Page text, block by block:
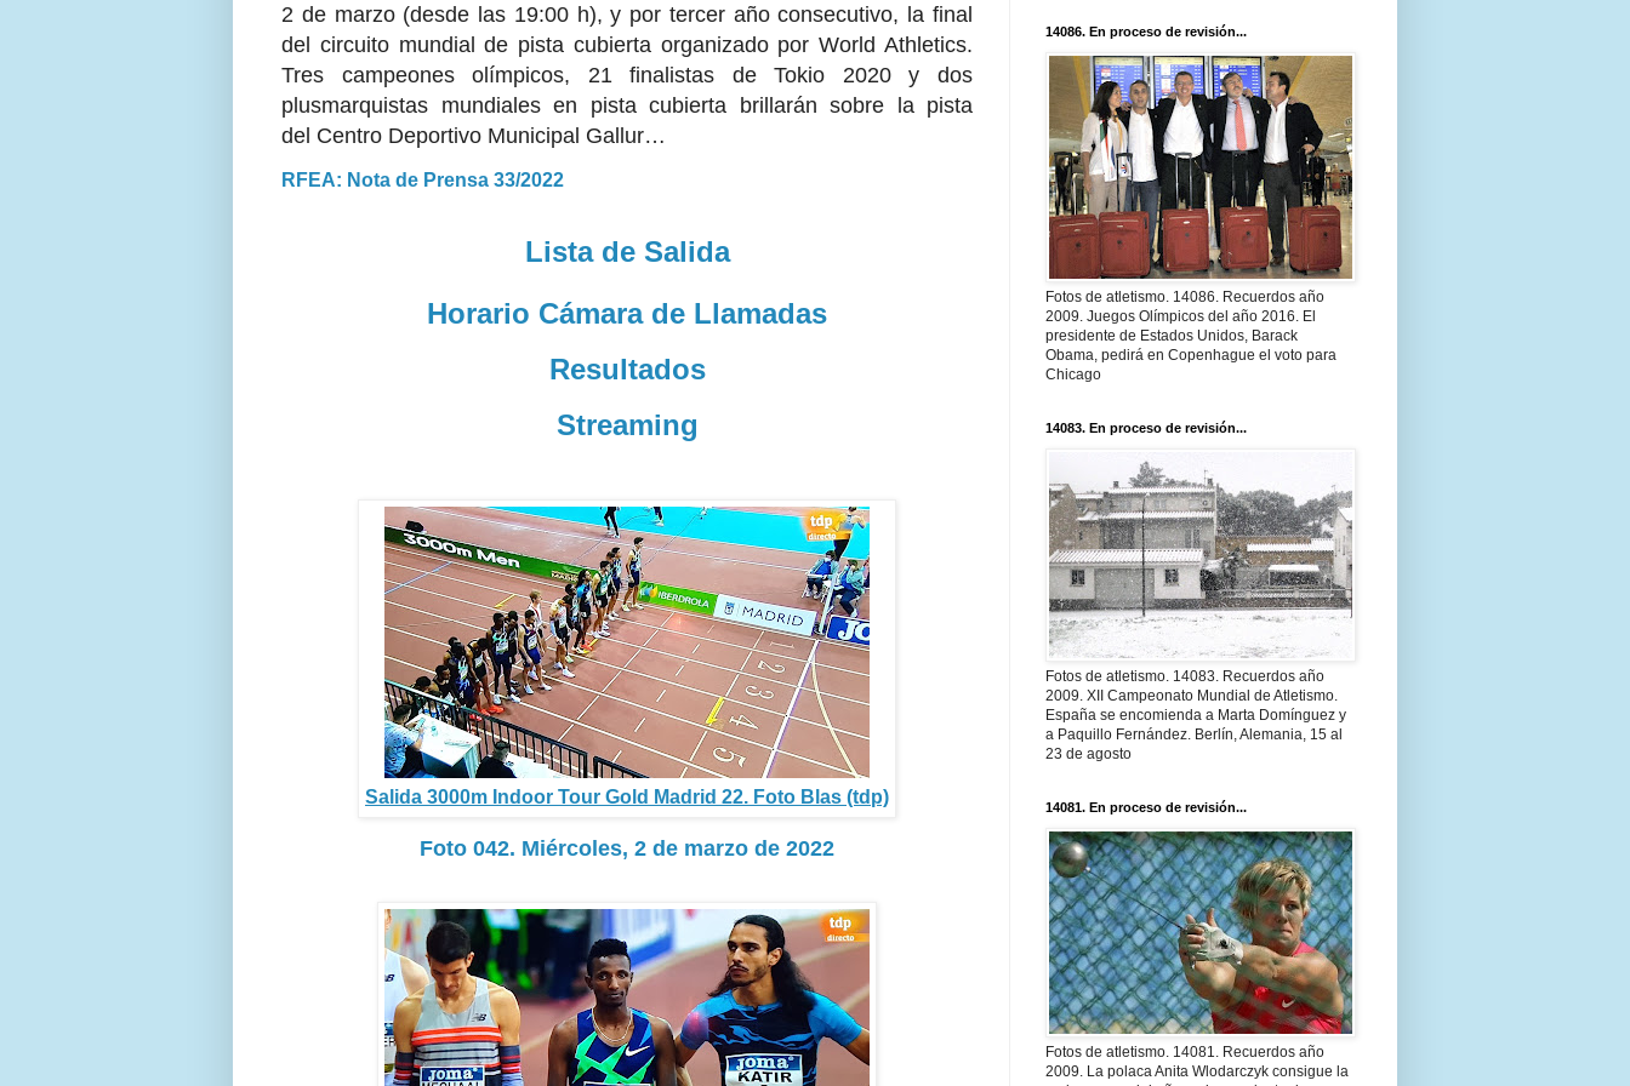
2 de marzo (desde las 19:00 h), y por tercer año consecutivo, la final
del circuito mundial de pista cubierta organizado por World Athletics.
Tres campeones olímpicos, 21 finalistas de Tokio 2020 y dos
plusmarquistas mundiales en pista cubierta brillarán sobre la pista
del Centro Deportivo Municipal Gallur…
RFEA: Nota de Prensa 33/2022
Lista de Salida
Horario Cámara de Llamadas
Resultados
Streaming
Salida 3000m Indoor Tour Gold Madrid 22. Foto Blas (tdp)
Foto 042. Miércoles, 2 de marzo de 2022
14086. En proceso de revisión...
Fotos de atletismo. 14086. Recuerdos año
2009. Juegos Olímpicos del año 2016. El
presidente de Estados Unidos, Barack
Obama, pedirá en Copenhague el voto para
Chicago
14083. En proceso de revisión...
Fotos de atletismo. 14083. Recuerdos año
2009. XII Campeonato Mundial de Atletismo.
España se encomienda a Marta Domínguez y
a Paquillo Fernández. Berlín, Alemania, 15 al
23 de agosto
14081. En proceso de revisión...
Fotos de atletismo. 14081. Recuerdos año
2009. La polaca Anita Wlodarczyk consigue la